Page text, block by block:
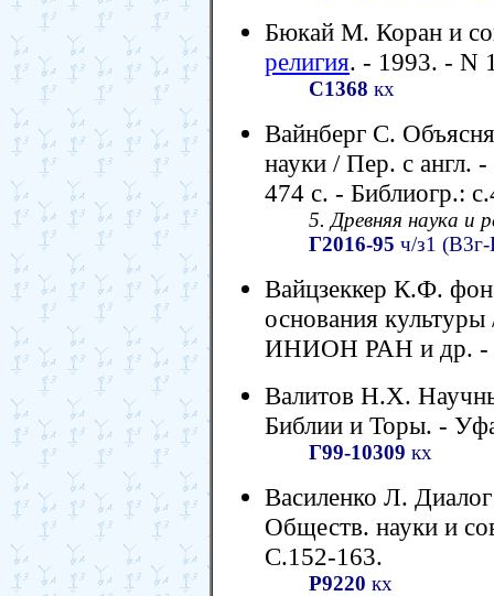
Бюкай М. Коран и
религия. - 1993. - N
С1368 кх
Вайнберг С.
науки / Пер. с
474 с. - Библиогр.:
5. Древняя наука и
Г2016-95 ч/з1
Вайцзеккер К.Ф.
основания
ИНИОН РАН и др. -
Валитов Н.Х.
Библии и Торы. -
Г99-10309 кх
Василенко Л.
Обществ. науки и
С.152-163.
Р9220 кх